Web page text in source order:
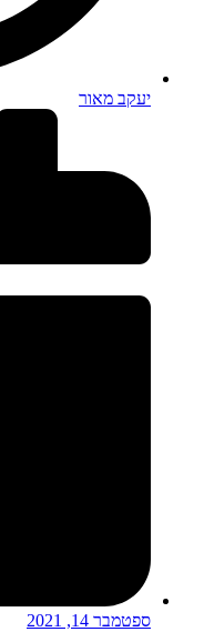
יעקב מאור
ספטמבר 14, 2021